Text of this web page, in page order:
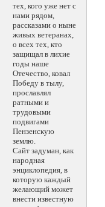
тех, кого уже нет с
нами рядом,
рассказами о ныне
живых ветеранах,
о всех тех, кто
защищал в лихие
годы наше
Отечество, ковал
Победу в тылу,
прославлял
ратными и
трудовыми
подвигами
Пензенскую
землю.
Сайт задуман, как
народная
энциклопедия, в
которую каждый
желающий может
внести известную